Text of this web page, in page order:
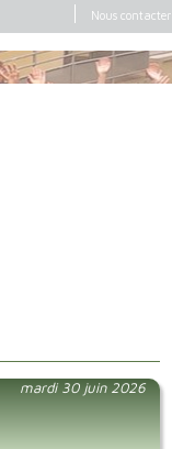
Nous contacter
mardi 30 juin 2026